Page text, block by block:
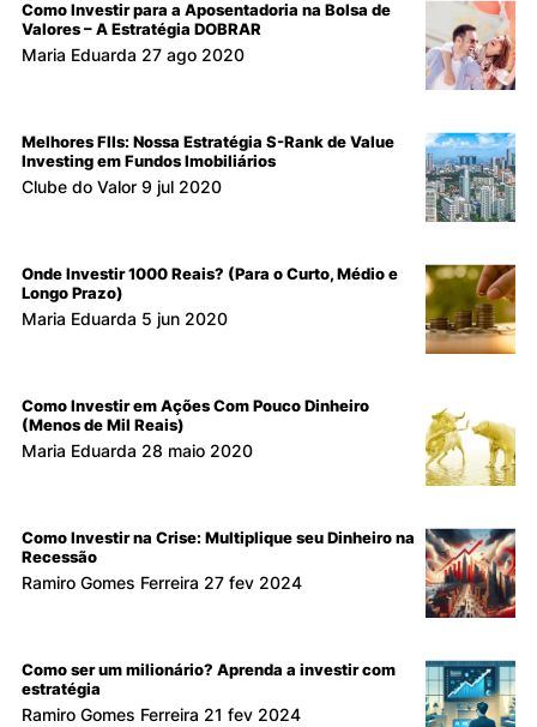
Como Investir para a Aposentadoria na Bolsa de
Valores – A Estratégia DOBRAR
Maria Eduarda 27 ago 2020
Melhores FIIs: Nossa Estratégia S-Rank de Value
Investing em Fundos Imobiliários
Clube do Valor 9 jul 2020
Onde Investir 1000 Reais? (Para o Curto, Médio e
Longo Prazo)
Maria Eduarda 5 jun 2020
Como Investir em Ações Com Pouco Dinheiro
(Menos de Mil Reais)
Maria Eduarda 28 maio 2020
Como Investir na Crise: Multiplique seu Dinheiro na
Recessão
Ramiro Gomes Ferreira 27 fev 2024
Como ser um milionário? Aprenda a investir com
estratégia
Ramiro Gomes Ferreira 21 fev 2024